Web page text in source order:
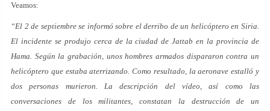
Veamos:
“El 2 de septiembre se informó sobre el derribo de un helicóptero en Siria.
El incidente se produjo cerca de la ciudad de Jattab en la provincia de
Hama. Según la grabación, unos hombres armados dispararon contra un
helicóptero que estaba aterrizando. Como resultado, la aeronave estalló y
dos personas murieron. La descripción del vídeo, así como las
conversaciones de los militantes, constatan la destrucción de un